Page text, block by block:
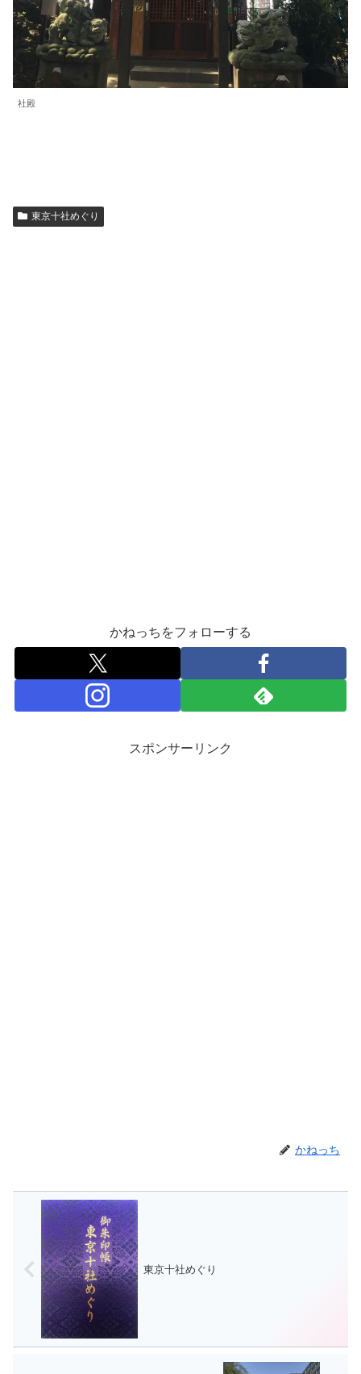
社殿
東京十社めぐり
かねっちをフォローする
スポンサーリンク
かねっち
東京十社めぐり